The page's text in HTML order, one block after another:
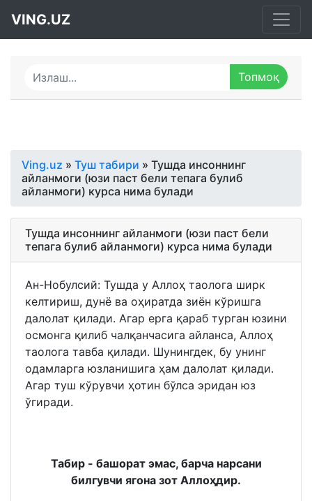
VING.UZ
Ving.uz » Туш табири » Тушда инсоннинг
айланмоги (юзи паст бели тепага булиб
айланмоги) курса нима булади
Тушда инсоннинг айланмоги (юзи паст бели
тепага булиб айланмоги) курса нима булади
Ан-Нобулсий: Тушда у Аллоҳ таолога ширк
келтириш, дунё ва оҳиратда зиён кўришга
далолат қилади. Агар ерга қараб турган юзини
осмонга қилиб чалқанчасига айланса, Аллоҳ
таолога тавба қилади. Шунингдек, бу унинг
одамларга юзланишига ҳам далолат қилади.
Агар туш кўрувчи ҳотин бўлса эридан юз
ўгиради.
Табир - башорат эмас, барча нарсани
билгувчи ягона зот Аллоҳдир.